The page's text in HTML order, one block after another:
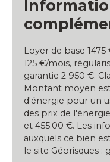
Loyer de base
125 €/mois,
garantie 2 950 €.
Montant moyen
d'énergie pour un
des prix de
et 455.00 €. Les
auxquels ce bien
le site Géorisques :